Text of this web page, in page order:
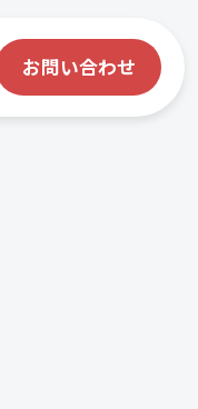
お問い合わせ